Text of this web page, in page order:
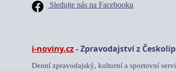
Sledujte nás na Facebooku
i-noviny.cz- Zpravodajství z
Denní zpravodajský, kulturní a sportovní